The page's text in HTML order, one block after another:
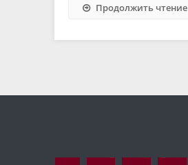
Продолжить чтение